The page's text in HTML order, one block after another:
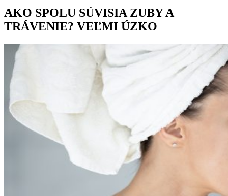
AKO SPOLU SÚVISIA ZUBY A
TRÁVENIE? VEĽMI ÚZKO